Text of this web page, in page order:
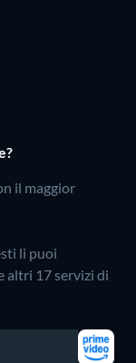
il maggior
li puoi
altri 17 servizi di